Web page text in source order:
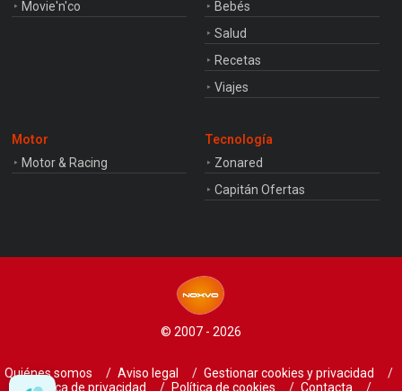
Movie'n'co
Bebés
Salud
Recetas
Viajes
Motor
Motor & Racing
Tecnología
Zonared
Capitán Ofertas
© 2007 - 2026
Quiénes somos Aviso legal
Gestionar cookies y privacidad
Política de privacidad
Política de cookies Contacta